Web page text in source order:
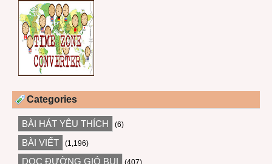
Categories
BÀI HÁT YÊU THÍCH (6)
BÀI VIẾT (1,196)
DỌC ĐƯỜNG GIÓ BỤI (407)